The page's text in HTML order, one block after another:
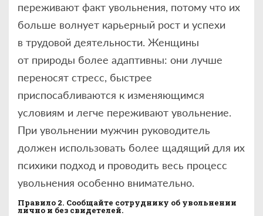
переживают факт увольнения, потому что их
больше волнует карьерный рост и успехи
в трудовой деятельности. Женщины
от природы более адаптивны: они лучше
переносят стресс, быстрее
приспосабливаются к изменяющимся
условиям и легче переживают увольнение.
При увольнении мужчин руководитель
должен использовать более щадящий для их
психики подход и проводить весь процесс
увольнения особенно внимательно.
Правило 2. Сообщайте сотруднику об увольнении
лично и без свидетелей.